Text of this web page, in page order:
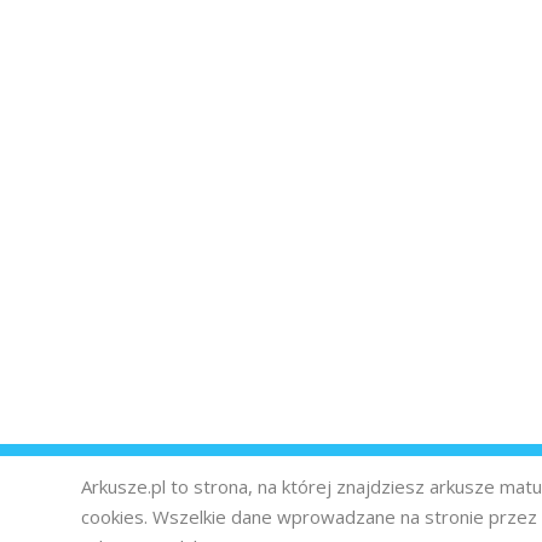
Arkusze.pl to strona, na której znajdziesz arkusze
cookies. Wszelkie dane wprowadzane na stronie